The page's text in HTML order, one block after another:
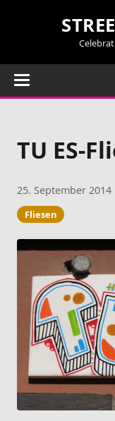
TU ES-
25. September 2014
Fliesen